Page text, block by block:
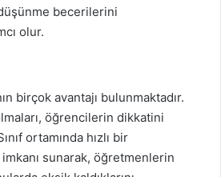
becerilerini
olur.
birçok avantajı bulunmaktadır.
öğrencilerin dikkatini
ortamında hızlı bir
sunarak, öğretmenlerin